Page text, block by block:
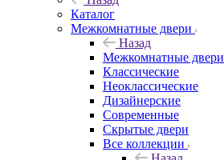
Каталог
Межкомнатные двери
Назад
Межкомнатные двери
Классические
Неоклассические
Дизайнерские
Современные
Скрытые двери
Все коллекции